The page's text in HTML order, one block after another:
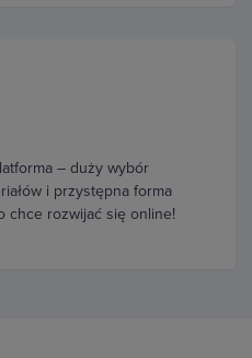
– duży wybór
i przystępna forma
chce rozwijać się online!